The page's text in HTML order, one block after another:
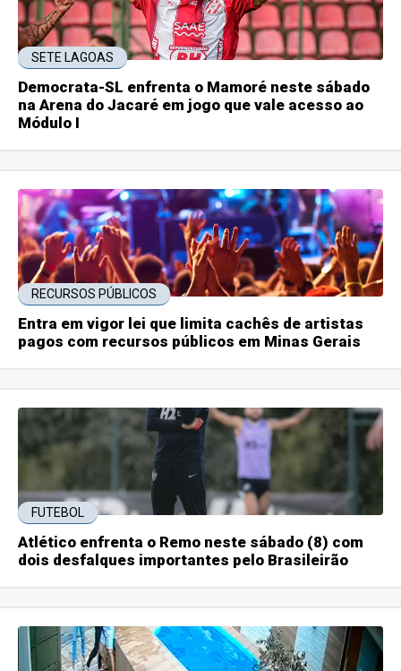
SETE LAGOAS
Democrata-SL enfrenta o Mamoré neste sábado
na Arena do Jacaré em jogo que vale acesso ao
Módulo I
RECURSOS PÚBLICOS
Entra em vigor lei que limita cachês de artistas
pagos com recursos públicos em Minas Gerais
FUTEBOL
Atlético enfrenta o Remo neste sábado (8) com
dois desfalques importantes pelo Brasileirão